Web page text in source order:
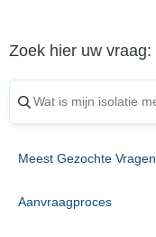
Zoek hier uw vraag:
Meest Gezochte Vragen
Aanvraagproces